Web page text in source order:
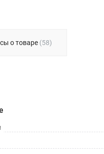
о товаре (58)